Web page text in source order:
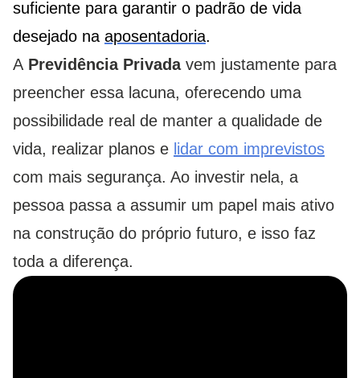
suficiente para garantir o padrão de vida
desejado na aposentadoria.
A Previdência Privadavem justamente para
preencher essa lacuna, oferecendo uma
possibilidade real de manter a qualidade de
vida, realizar planos e lidar com imprevistos
com mais segurança. Ao investir nela, a
pessoa passa a assumir um papel mais ativo
na construção do próprio futuro, e isso faz
toda a diferença.